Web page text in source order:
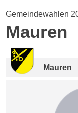
Gemeindewahlen
Mauren
Mauren